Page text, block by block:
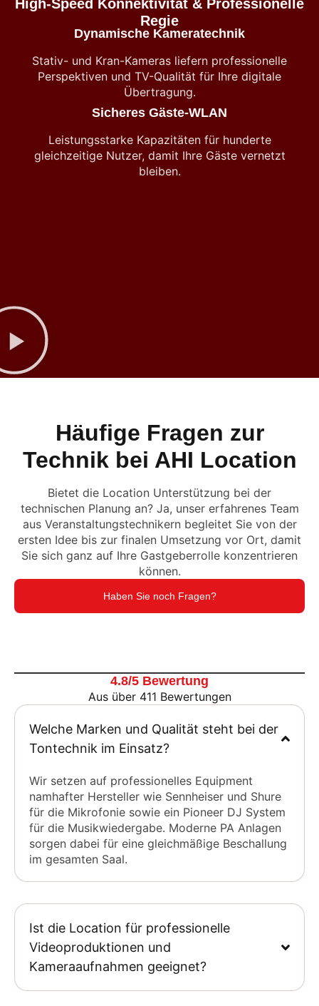
High-Speed Konnektivität & Professionelle
Regie
Dynamische Kameratechnik
Stativ- und Kran-Kameras liefern professionelle
Perspektiven und TV-Qualität für Ihre digitale
Übertragung.
Sicheres Gäste-WLAN
Leistungsstarke Kapazitäten für hunderte
gleichzeitige Nutzer, damit Ihre Gäste vernetzt
bleiben.
Häufige Fragen zur
Technik bei AHI Location
Bietet die Location Unterstützung bei der
technischen Planung an? Ja, unser erfahrenes Team
aus Veranstaltungstechnikern begleitet Sie von der
ersten Idee bis zur finalen Umsetzung vor Ort, damit
Sie sich ganz auf Ihre Gastgeberrolle konzentrieren
können.
Haben Sie noch Fragen?
4.8/5 Bewertung
Aus über 411 Bewertungen
Welche Marken und Qualität steht bei der
Tontechnik im Einsatz?
Wir setzen auf professionelles Equipment
namhafter Hersteller wie Sennheiser und Shure
für die Mikrofonie sowie ein Pioneer DJ System
für die Musikwiedergabe. Moderne PA Anlagen
sorgen dabei für eine gleichmäßige Beschallung
im gesamten Saal.
Ist die Location für professionelle
Videoproduktionen und
Kameraaufnahmen geeignet?